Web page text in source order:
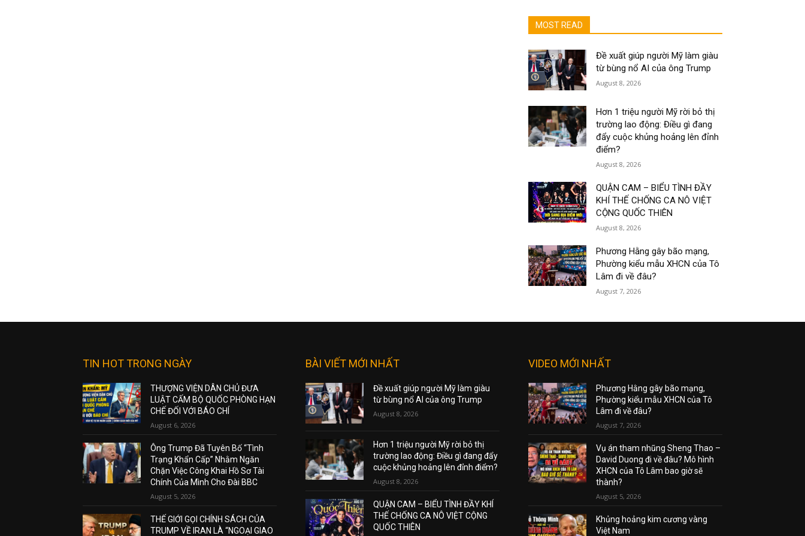
MOST READ
Đề xuất giúp người Mỹ làm giàu
từ bùng nổ AI của ông Trump
August 8, 2026
Hơn 1 triệu người Mỹ rời bỏ thị
trường lao động: Điều gì đang
đẩy cuộc khủng hoảng lên đỉnh
điểm?
August 8, 2026
QUẬN CAM – BIỂU TÌNH ĐẦY
KHÍ THẾ CHỐNG CA NÔ VIỆT
CỘNG QUỐC THIÊN
August 8, 2026
Phương Hằng gây bão mạng,
Phường kiểu mẫu XHCN của Tô
Lâm đi về đâu?
August 7, 2026
TIN HOT TRONG NGÀY
THƯỢNG VIỆN DÂN CHỦ ĐƯA
LUẬT CẤM BỘ QUỐC PHÒNG HẠN
CHẾ ĐỐI VỚI BÁO CHÍ
August 6, 2026
Ông Trump Đã Tuyên Bố “Tình
Trạng Khẩn Cấp” Nhằm Ngăn
Chặn Việc Công Khai Hồ Sơ Tài
Chính Của Mình Cho Đài BBC
August 5, 2026
THẾ GIỚI GỌI CHÍNH SÁCH CỦA
TRUMP VỀ IRAN LÀ “NGOẠI GIAO
BÀI VIẾT MỚI NHẤT
Đề xuất giúp người Mỹ làm giàu
từ bùng nổ AI của ông Trump
August 8, 2026
Hơn 1 triệu người Mỹ rời bỏ thị
trường lao động: Điều gì đang đẩy
cuộc khủng hoảng lên đỉnh điểm?
August 8, 2026
QUẬN CAM – BIỂU TÌNH ĐẦY KHÍ
THẾ CHỐNG CA NÔ VIỆT CỘNG
QUỐC THIÊN
VIDEO MỚI NHẤT
Phương Hằng gây bão mạng,
Phường kiểu mẫu XHCN của Tô
Lâm đi về đâu?
August 7, 2026
Vụ án tham nhũng Sheng Thao –
David Duong đi về đâu? Mô hình
XHCN của Tô Lâm bao giờ sẽ
thành?
August 5, 2026
Khủng hoảng kim cương vàng
Việt Nam